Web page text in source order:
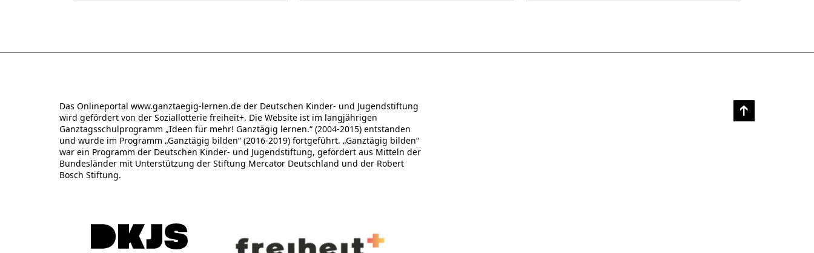
Das Onlineportal www.ganztaegig-lernen.de der Deutschen Kinder- und Jugendstiftung
wird gefördert von der Soziallotterie freiheit+. Die Website ist im langjährigen
Ganztagsschulprogramm „Ideen für mehr! Ganztägig lernen.“ (2004-2015) entstanden
und wurde im Programm „Ganztägig bilden“ (2016-2019) fortgeführt. „Ganztägig bilden“
war ein Programm der Deutschen Kinder- und Jugendstiftung, gefördert aus Mitteln der
Bundesländer mit Unterstützung der Stiftung Mercator Deutschland und der Robert
Bosch Stiftung.